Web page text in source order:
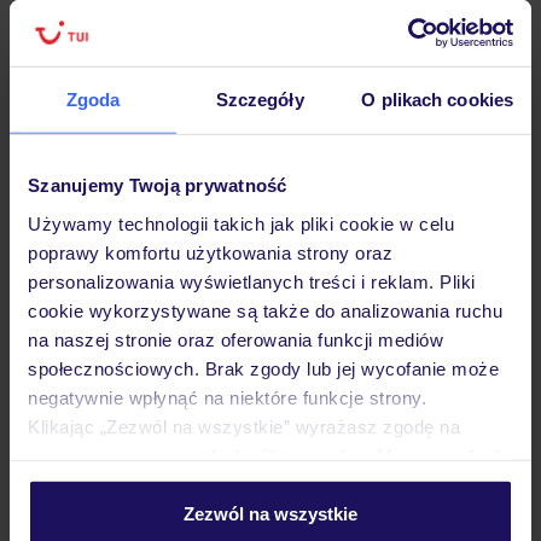
Zgoda Szczegóły O plikach cookies
Szanujemy Twoją prywatność
Używamy technologii takich jak pliki cookie w celu
poprawy komfortu użytkowania strony oraz
personalizowania wyświetlanych treści i reklam. Pliki
cookie wykorzystywane są także do analizowania ruchu
na naszej stronie oraz oferowania funkcji mediów
społecznościowych. Brak zgody lub jej wycofanie może
negatywnie wpłynąć na niektóre funkcje strony.
Klikając „Zezwól na wszystkie” wyrażasz zgodę na
personalizować swój wybór wchodząc w zakładkę
Zezwól na wszystkie
Hotel
Opinie
Pokoje
Wyżywienie